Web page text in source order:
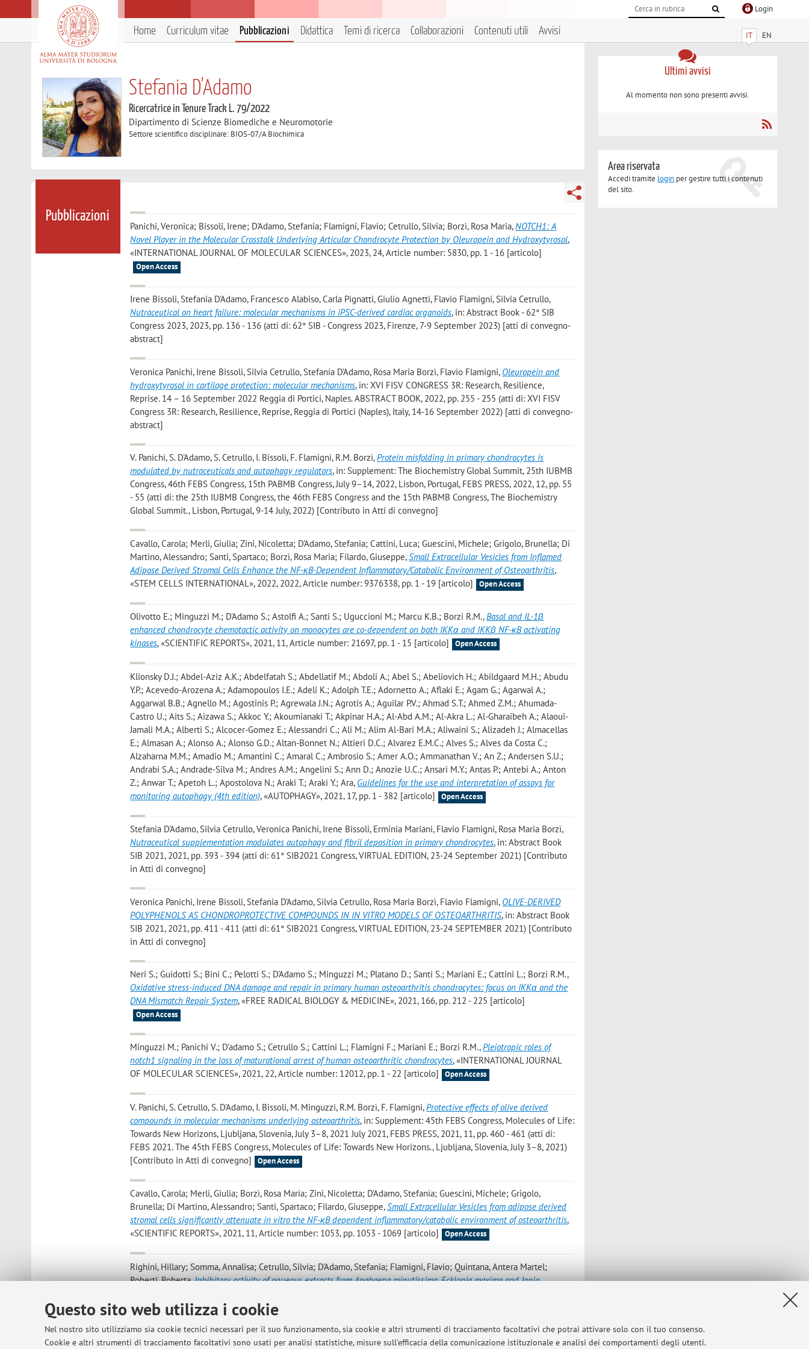
Questo sito web utilizza i cookie
Nel nostro sito utilizziamo sia cookie tecnici necessari per il suo funzionamento, sia cookie e altri strumenti di tracciamento facoltativi che potrai attivare solo con il tuo consenso.
Cookie e altri strumenti di tracciamento facoltativi sono usati per analisi statistiche, misure sull'efficacia della comunicazione istituzionale e analisi dei comportamenti degli utenti.
Login
IT EN
Home Curriculum vitae Pubblicazioni Didattica Temi di ricerca Collaborazioni Contenuti utili Avvisi
Stefania D'Adamo
Ricercatrice in Tenure Track L. 79/2022
Dipartimento di Scienze Biomediche e Neuromotorie
Settore scientifico disciplinare: BIOS-07/A Biochimica
Pubblicazioni
Panichi, Veronica; Bissoli, Irene; D'Adamo, Stefania; Flamigni, Flavio; Cetrullo, Silvia; Borzì, Rosa Maria,NOTCH1: A
Novel Player in the Molecular Crosstalk Underlying Articular Chondrocyte Protection by Oleuropein and Hydroxytyrosol,
«INTERNATIONAL JOURNAL OF MOLECULAR SCIENCES», 2023, 24, Article number: 5830, pp. 1 - 16 [articolo]
Open Access
Irene Bissoli, Stefania D'Adamo, Francesco Alabiso, Carla Pignatti, Giulio Agnetti, Flavio Flamigni, Silvia Cetrullo,
Nutraceutical on heart failure: molecular mechanisms in iPSC-derived cardiac organoids, in: Abstract Book - 62° SIB
Congress 2023, 2023, pp. 136 - 136 (atti di: 62° SIB - Congress 2023, Firenze, 7-9 September 2023) [atti di convegno-
abstract]
Veronica Panichi, Irene Bissoli, Silvia Cetrullo, Stefania D’Adamo, Rosa Maria Borzì, Flavio Flamigni, Oleuropein and
hydroxytyrosol in cartilage protection: molecular mechanisms, in: XVI FISV CONGRESS 3R: Research, Resilience,
Reprise. 14 – 16 September 2022 Reggia di Portici, Naples. ABSTRACT BOOK, 2022, pp. 255 - 255 (atti di: XVI FISV
Congress 3R: Research, Resilience, Reprise, Reggia di Portici (Naples), Italy, 14-16 September 2022) [atti di convegno-
abstract]
V. Panichi, S. D'Adamo, S. Cetrullo, I. Bissoli, F. Flamigni, R.M. Borzì,Protein misfolding in primary chondrocytes is
modulated by nutraceuticals and autophagy regulators, in: Supplement: The Biochemistry Global Summit, 25th IUBMB
Congress, 46th FEBS Congress, 15th PABMB Congress, July 9–14, 2022, Lisbon, Portugal, FEBS PRESS, 2022, 12, pp. 55
- 55 (atti di: the 25th IUBMB Congress, the 46th FEBS Congress and the 15th PABMB Congress, The Biochemistry
Global Summit., Lisbon, Portugal, 9-14 July, 2022) [Contributo in Atti di convegno]
Cavallo, Carola; Merli, Giulia; Zini, Nicoletta; D'Adamo, Stefania; Cattini, Luca; Guescini, Michele; Grigolo, Brunella; Di
Martino, Alessandro; Santi, Spartaco; Borzì, Rosa Maria; Filardo, Giuseppe,Small Extracellular Vesicles from Inflamed
Adipose Derived Stromal Cells Enhance the NF-κB-Dependent Inflammatory/Catabolic Environment of Osteoarthritis,
«STEM CELLS INTERNATIONAL», 2022, 2022, Article number: 9376338, pp. 1 - 19 [articolo]
Open Access
Olivotto E.; Minguzzi M.; D'Adamo S.; Astolfi A.; Santi S.; Uguccioni M.; Marcu K.B.; Borzi R.M.,Basal and IL-1β
enhanced chondrocyte chemotactic activity on monocytes are co-dependent on both IKKα and IKKβ NF-κB activating
kinases, «SCIENTIFIC REPORTS», 2021, 11, Article number: 21697, pp. 1 - 15 [articolo] Open Access
Klionsky D.J.; Abdel-Aziz A.K.; Abdelfatah S.; Abdellatif M.; Abdoli A.; Abel S.; Abeliovich H.; Abildgaard M.H.; Abudu
Y.P.; Acevedo-Arozena A.; Adamopoulos I.E.; Adeli K.; Adolph T.E.; Adornetto A.; Aflaki E.; Agam G.; Agarwal A.;
Aggarwal B.B.; Agnello M.; Agostinis P.; Agrewala J.N.; Agrotis A.; Aguilar P.V.; Ahmad S.T.; Ahmed Z.M.; Ahumada-
Castro U.; Aits S.; Aizawa S.; Akkoc Y.; Akoumianaki T.; Akpinar H.A.; Al-Abd A.M.; Al-Akra L.; Al-Gharaibeh A.; Alaoui-
Jamali M.A.; Alberti S.; Alcocer-Gomez E.; Alessandri C.; Ali M.; Alim Al-Bari M.A.; Aliwaini S.; Alizadeh J.; Almacellas
E.; Almasan A.; Alonso A.; Alonso G.D.; Altan-Bonnet N.; Altieri D.C.; Alvarez E.M.C.; Alves S.; Alves da Costa C.;
Alzaharna M.M.; Amadio M.; Amantini C.; Amaral C.; Ambrosio S.; Amer A.O.; Ammanathan V.; An Z.; Andersen S.U.;
Andrabi S.A.; Andrade-Silva M.; Andres A.M.; Angelini S.; Ann D.; Anozie U.C.; Ansari M.Y.; Antas P.; Antebi A.; Anton
Z.; Anwar T.; Apetoh L.; Apostolova N.; Araki T.; Araki Y.; Ara, Guidelines for the use and interpretation of assays for
monitoring autophagy (4th edition), «AUTOPHAGY», 2021, 17, pp. 1 - 382 [articolo] Open Access
Stefania D'Adamo, Silvia Cetrullo, Veronica Panichi, Irene Bissoli, Erminia Mariani, Flavio Flamigni, Rosa Maria Borzì,
Nutraceutical supplementation modulates autophagy and fibril deposition in primary chondrocytes, in: Abstract Book
SIB 2021, 2021, pp. 393 - 394 (atti di: 61° SIB2021 Congress, VIRTUAL EDITION, 23-24 September 2021) [Contributo
in Atti di convegno]
Veronica Panichi, Irene Bissoli, Stefania D’Adamo, Silvia Cetrullo, Rosa Maria Borzì, Flavio Flamigni, OLIVE-DERIVED
POLYPHENOLS AS CHONDROPROTECTIVE COMPOUNDS IN IN VITRO MODELS OF OSTEOARTHRITIS, in: Abstract Book
SIB 2021, 2021, pp. 411 - 411 (atti di: 61° SIB2021 Congress, VIRTUAL EDITION, 23-24 SEPTEMBER 2021) [Contributo
in Atti di convegno]
Neri S.; Guidotti S.; Bini C.; Pelotti S.; D'Adamo S.; Minguzzi M.; Platano D.; Santi S.; Mariani E.; Cattini L.; Borzi R.M.,
Oxidative stress-induced DNA damage and repair in primary human osteoarthritis chondrocytes: focus on IKKα and the
DNA Mismatch Repair System, «FREE RADICAL BIOLOGY & MEDICINE», 2021, 166, pp. 212 - 225 [articolo]
Open Access
Minguzzi M.; Panichi V.; D'adamo S.; Cetrullo S.; Cattini L.; Flamigni F.; Mariani E.; Borzi R.M.,Pleiotropic roles of
notch1 signaling in the loss of maturational arrest of human osteoarthritic chondrocytes, «INTERNATIONAL JOURNAL
OF MOLECULAR SCIENCES», 2021, 22, Article number: 12012, pp. 1 - 22 [articolo]
Open Access
V. Panichi, S. Cetrullo, S. D'Adamo, I. Bissoli, M. Minguzzi, R.M. Borzì, F. Flamigni,Protective effects of olive derived
compounds in molecular mechanisms underlying osteoarthritis, in: Supplement: 45th FEBS Congress, Molecules of Life:
Towards New Horizons, Ljubljana, Slovenia, July 3–8, 2021 July 2021, FEBS PRESS, 2021, 11, pp. 460 - 461 (atti di:
FEBS 2021. The 45th FEBS Congress, Molecules of Life: Towards New Horizons., Ljubljana, Slovenia, July 3–8, 2021)
[Contributo in Atti di convegno]
Open Access
Cavallo, Carola; Merli, Giulia; Borzì, Rosa Maria; Zini, Nicoletta; D'Adamo, Stefania; Guescini, Michele; Grigolo,
Brunella; Di Martino, Alessandro; Santi, Spartaco; Filardo, Giuseppe,Small Extracellular Vesicles from adipose derived
stromal cells significantly attenuate in vitro the NF-κB dependent inflammatory/catabolic environment of osteoarthritis,
«SCIENTIFIC REPORTS», 2021, 11, Article number: 1053, pp. 1053 - 1069 [articolo]
Open Access
Righini, Hillary; Somma, Annalisa; Cetrullo, Silvia; D’Adamo, Stefania; Flamigni, Flavio; Quintana, Antera Martel;
Roberti, Roberta,Inhibitory activity of aqueous extracts from Anabaena minutissima, Ecklonia maxima and Jania
32, pp. 3363 - 3375 [articolo] Open Access
Carla Pignatti and Stefania D'Adamo,Microbiota for Healthy Ageing: The State of Art, «AMERICAN JOURNAL OF
Ultimi avvisi
Al momento non sono presenti avvisi.
Area riservata
Accedi tramite login per gestire tutti i contenuti
del sito.